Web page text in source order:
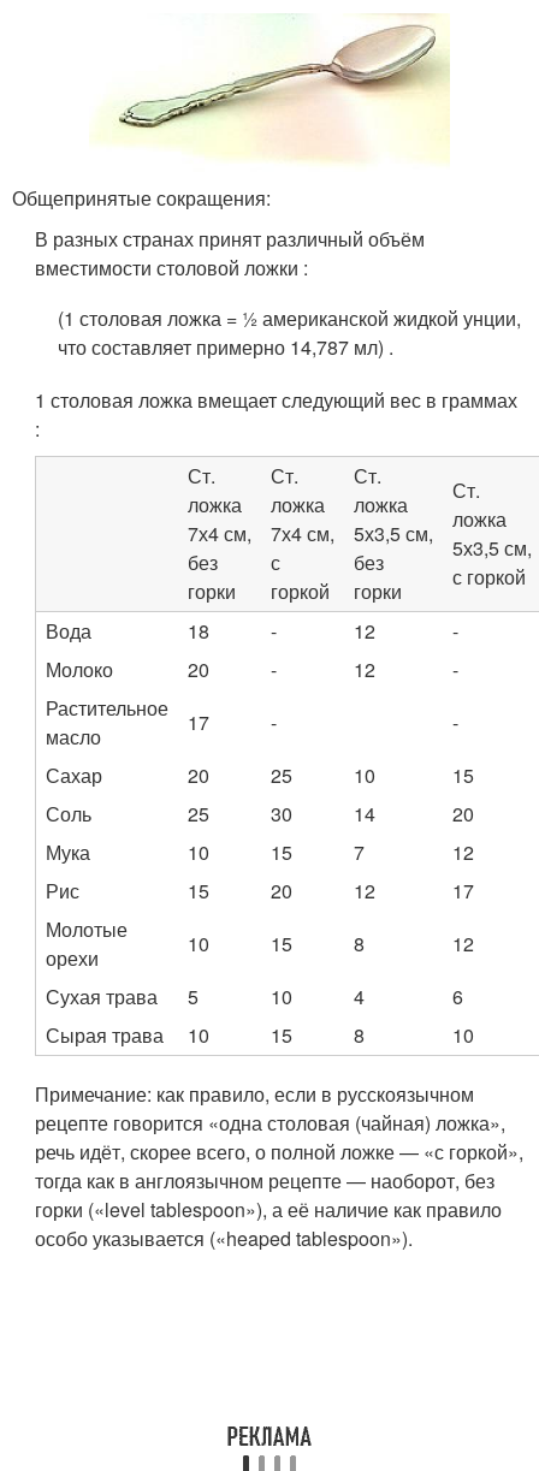
Общепринятые сокращения:
В разных странах принят различный объём
вместимости столовой ложки :
(1 столовая ложка = ½ американской жидкой унции,
что составляет примерно 14,787 мл) .
1 столовая ложка вмещает следующий вес в граммах
:
Ст.
ложка
7х4 см,
без
горки
Ст.
ложка
7х4 см,
с
горкой
Ст.
ложка
5х3,5 см,
без
горки
Ст.
ложка
5х3,5 см,
с горкой
Вода
18 - 12
-
Молоко
20 - 12
-
Растительное
масло
17 -
-
Сахар
20 25 10
15
Соль
25 30 14
20
Мука
10 15 7
12
Рис
15 20 12
17
Молотые
орехи
10 15 8
12
Сухая трава
5 10 4
6
Сырая трава
10 15 8 10
Примечание: как правило, если в русскоязычном
рецепте говорится «одна столовая (чайная) ложка»,
речь идёт, скорее всего, о полной ложке — «с горкой»,
тогда как в англоязычном рецепте — наоборот, без
горки («level tablespoon»), а её наличие как правило
особо указывается («heaped tablespoon»).